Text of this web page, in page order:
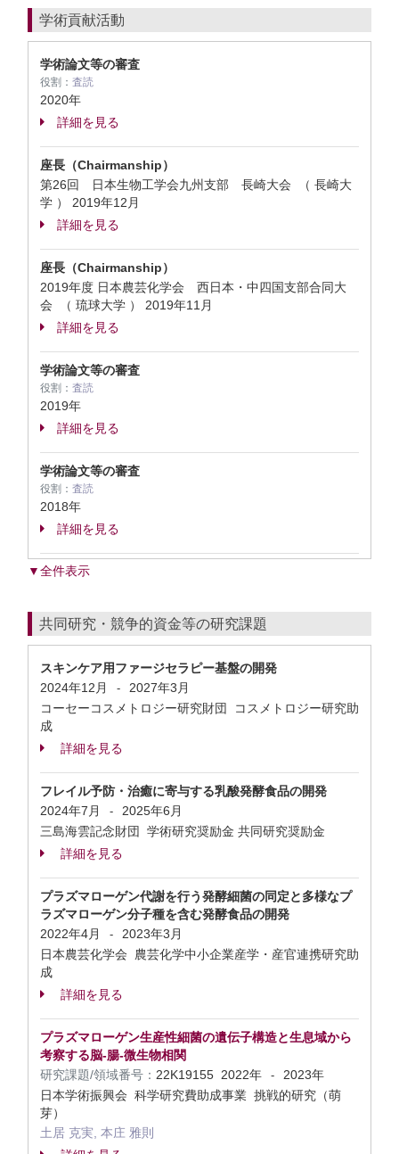
学術貢献活動
学術論文等の審査
役割： 査読
2020年
詳細を見る
座長（Chairmanship）
第26回 日本生物工学会九州支部 長崎大会 （ 長崎大
学 ） 2019年12月
詳細を見る
座長（Chairmanship）
2019年度 日本農芸化学会 西日本・中四国支部合同大
会 （ 琉球大学 ） 2019年11月
詳細を見る
学術論文等の審査
役割： 査読
2019年
詳細を見る
学術論文等の審査
役割： 査読
2018年
詳細を見る
▼全件表示
共同研究・競争的資金等の研究課題
スキンケア用ファージセラピー基盤の開発
2024年12月
-
2027年3月
コーセーコスメトロジー研究財団 コスメトロジー研究助
成
詳細を見る
フレイル予防・治癒に寄与する乳酸発酵食品の開発
2024年7月
-
2025年6月
三島海雲記念財団 学術研究奨励金 共同研究奨励金
詳細を見る
プラズマローゲン代謝を行う発酵細菌の同定と多様なプ
ラズマローゲン分子種を含む発酵食品の開発
2022年4月
-
2023年3月
日本農芸化学会 農芸化学中小企業産学・産官連携研究助
成
詳細を見る
プラズマローゲン生産性細菌の遺伝子構造と生息域から
考察する脳-腸-微生物相関
研究課題/領域番号： 22K19155 2022年 -
2023年
日本学術振興会 科学研究費助成事業 挑戦的研究（萌
芽）
土居 克実, 本庄 雅則